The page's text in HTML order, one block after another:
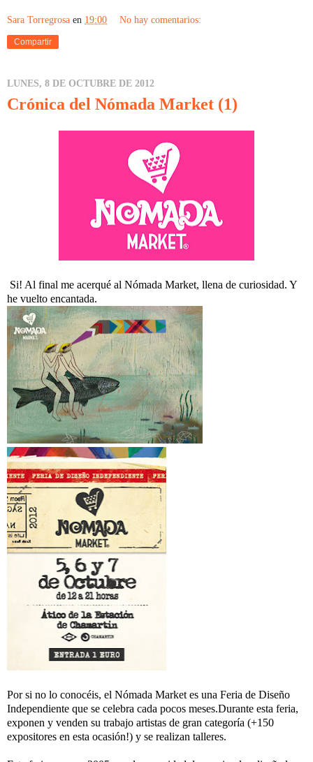
Sara Torregrosa en 19:00 No hay comentarios:
Compartir
LUNES, 8 DE OCTUBRE DE 2012
Crónica del Nómada Market (1)
Si! Al final me acerqué al Nómada Market, llena de curiosidad. Y
he vuelto encantada.
Por si no lo conocéis, el Nómada Market es una Feria de Diseño
Independiente que se celebra cada pocos meses.Durante esta feria,
exponen y venden su trabajo artistas de gran categoría (+150
expositores en esta ocasión!) y se realizan talleres.